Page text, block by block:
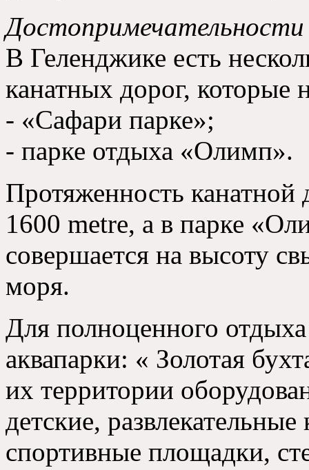
В Геленджике есть
канатных дорог, которые
- «Сафари парке»;
- парке отдыха «Олимп».
Протяженность
1600 metre, а в парке
совершается на высоту
моря.
Для полноценного
аквапарки: « Золотая
их территории
детские,
спортивные площадки,